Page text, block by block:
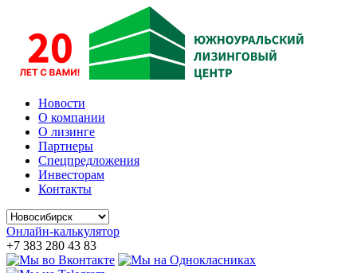
Новости
О компании
О лизинге
Партнеры
Спецпредложения
Инвесторам
Контакты
Онлайн-калькулятор
+7 383 280 43 83